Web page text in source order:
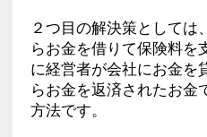
２つ目の解決策として
らお金を借りて保険料を
に経営者が会社にお金を
らお金を返済されたお金
方法です。